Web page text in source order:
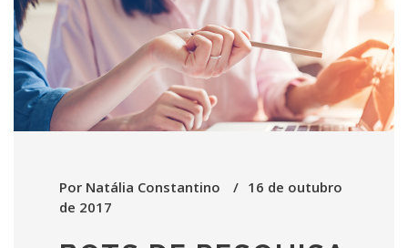
Por Natália Constantino
16 de outubro
de 2017